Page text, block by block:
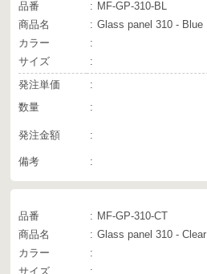
品番
MF-GP-310-BL
商品名
Glass panel 310 - Blue
カラー
サイズ
発注単価
数量
発注金額
備考
品番
MF-GP-310-CT
商品名
Glass panel 310 - Clear
カラー
サイズ